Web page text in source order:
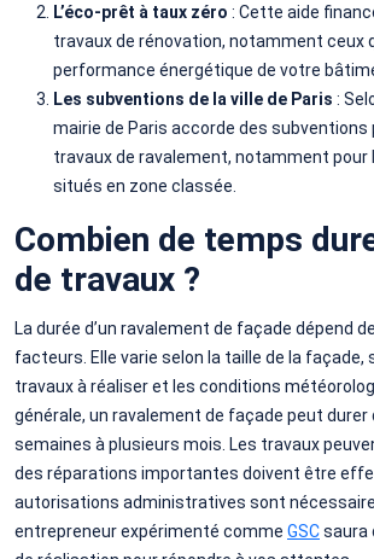
L’éco-prêt à taux zéro : Cette aide
travaux de rénovation, notamment ceux
performance énergétique de votre
Les subventions de la ville de Paris :
mairie de Paris accorde des subventions
travaux de ravalement, notamment
situés en zone classée.
Combien de temps
de travaux ?
La durée d’un ravalement de façade dépend
facteurs. Elle varie selon la taille de la façade,
travaux à réaliser et les conditions
générale, un ravalement de façade peut durer
semaines à plusieurs mois. Les travaux
des réparations importantes doivent être
autorisations administratives sont
entrepreneur expérimenté comme GSCsaura